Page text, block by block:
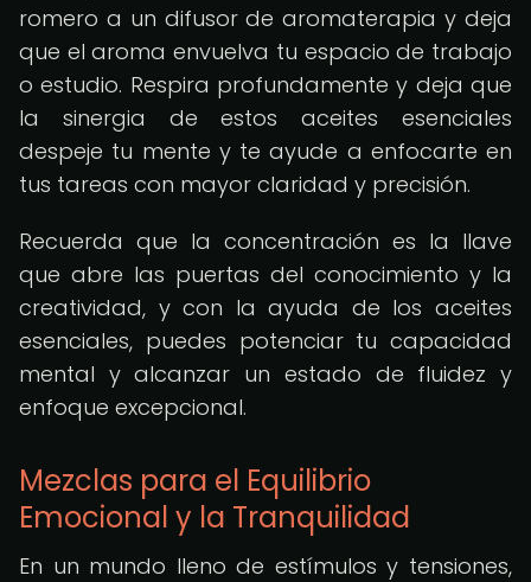
romero a un difusor de aromaterapia y deja
que el aroma envuelva tu espacio de trabajo
o estudio. Respira profundamente y deja que
la sinergia de estos aceites esenciales
despeje tu mente y te ayude a enfocarte en
tus tareas con mayor claridad y precisión.
Recuerda que la concentración es la llave
que abre las puertas del conocimiento y la
creatividad, y con la ayuda de los aceites
esenciales, puedes potenciar tu capacidad
mental y alcanzar un estado de fluidez y
enfoque excepcional.
Mezclas para el Equilibrio
Emocional y la Tranquilidad
En un mundo lleno de estímulos y tensiones,